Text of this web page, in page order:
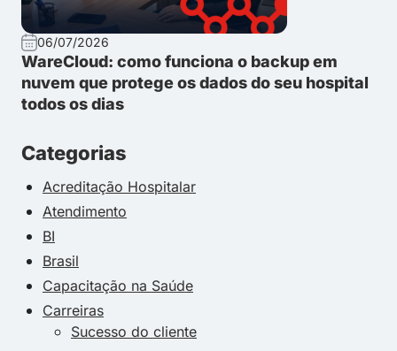
06/07/2026
WareCloud: como funciona o backup em
nuvem que protege os dados do seu hospital
todos os dias
Categorias
Acreditação Hospitalar
Atendimento
BI
Brasil
Capacitação na Saúde
Carreiras
Sucesso do cliente